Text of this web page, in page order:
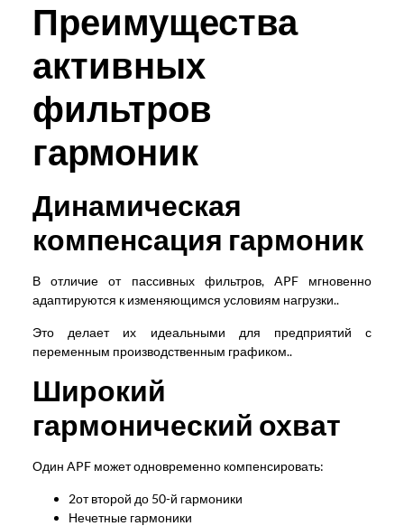
Преимущества
активных
фильтров
гармоник
Динамическая
компенсация гармоник
В отличие от пассивных фильтров, APF мгновенно
адаптируются к изменяющимся условиям нагрузки..
Это делает их идеальными для предприятий с
переменным производственным графиком..
Широкий
гармонический охват
Один APF может одновременно компенсировать:
2от второй до 50-й гармоники
Нечетные гармоники